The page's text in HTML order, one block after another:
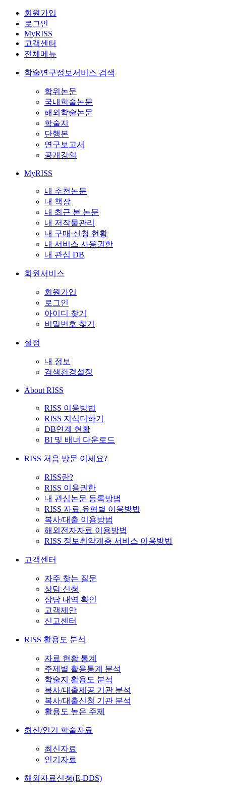
회원가입
로그인
MyRISS
고객센터
전체메뉴
학술연구정보서비스 검색
학위논문
국내학술논문
해외학술논문
학술지
단행본
연구보고서
공개강의
MyRISS
내 추천논문
내 책장
내 최근 본 논문
내 저작물관리
내 구매·신청 현황
내 서비스 사용권한
내 관심 DB
회원서비스
회원가입
로그인
아이디 찾기
비밀번호 찾기
설정
내 정보
검색환경설정
About RISS
RISS 이용방법
RISS 지식더하기
DB연계 현황
BI 및 배너 다운로드
RISS 처음 방문 이세요?
RISS란?
RISS 이용권한
내 관심논문 등록방법
RISS 자료 유형별 이용방법
복사/대출 이용방법
해외전자자료 이용방법
RISS 정보취약계층 서비스 이용방법
고객센터
자주 찾는 질문
상담 신청
상담 내역 확인
고객제안
신고센터
RISS 활용도 분석
자료 현황 통계
주제별 활용통계 분석
학술지 활용도 분석
복사/대출제공 기관 분석
복사/대출신청 기관 분석
활용도 높은 주제
최신/인기 학술자료
최신자료
인기자료
해외자료신청(E-DDS)